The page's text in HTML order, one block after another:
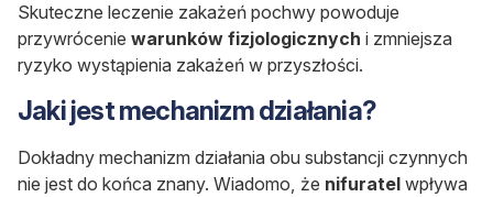
Skuteczne leczenie zakażeń pochwy powoduje
przywrócenie warunków fizjologicznych i zmniejsza
ryzyko wystąpienia zakażeń w przyszłości.
Jaki jest mechanizm działania?
Dokładny mechanizm działania obu substancji czynnych
nie jest do końca znany. Wiadomo, że nifuratel wpływa